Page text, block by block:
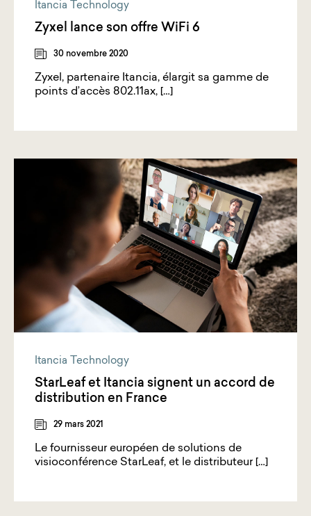
Itancia Technology
Zyxel lance son offre WiFi 6
30 novembre 2020
Zyxel, partenaire Itancia, élargit sa gamme de
points d’accès 802.11ax, […]
Itancia Technology
StarLeaf et Itancia signent un accord de
distribution en France
29 mars 2021
Le fournisseur européen de solutions de
visioconférence StarLeaf, et le distributeur […]